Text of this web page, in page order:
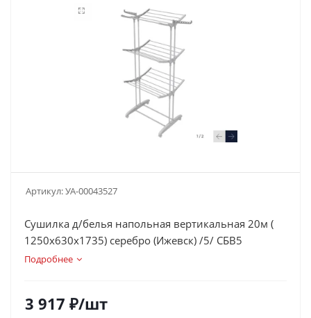
Артикул:УА-00043527
Сушилка д/белья напольная вертикальная 20м (
1250х630х1735) серебро (Ижевск) /5/ СБВ5
Подробнее
3 917 ₽/шт